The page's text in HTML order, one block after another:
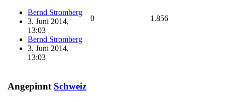
Bernd Stromberg
3. Juni 2014,
13:03
Bernd Stromberg
3. Juni 2014,
13:03
0 1.856
Angepinnt Schweiz